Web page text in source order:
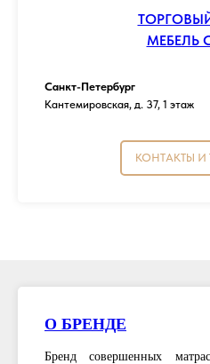
МЕБЕЛЬ
Санкт-Петербург
Кантемировская, д. 37, 1 этаж
КОНТАКТЫ И
О БРЕНДЕ
Бренд совершенных